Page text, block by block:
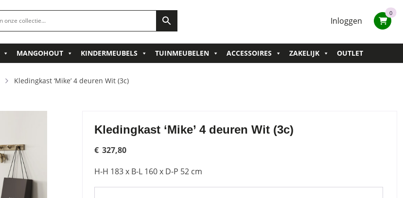
Inloggen
0
MANGOHOUT KINDERMEUBELS TUINMEUBELEN ACCESSOIRES ZAKELIJK OUTLET
Kledingkast ‘Mike’ 4 deuren Wit (3c)
Kledingkast ‘Mike’ 4 deuren Wit (3c)
€ 327,80
H-H 183 x B-L 160 x D-P 52 cm